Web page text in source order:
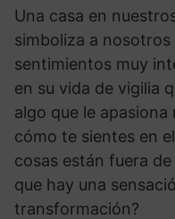
Una casa en
simboliza a
sentimientos muy
en su vida de vigilia
algo que le
cómo te sientes en
cosas están fuera
que hay una
transformación?